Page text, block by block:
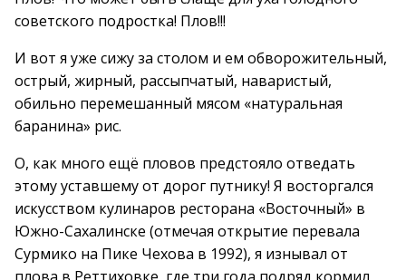
советского подростка! Плов!!!
И вот я уже сижу за столом и ем обворожительный,
острый, жирный, рассыпчатый, наваристый,
обильно перемешанный мясом «натуральная
баранина» рис.
О, как много ещё пловов предстояло отведать
этому уставшему от дорог путнику! Я восторгался
искусством кулинаров ресторана «Восточный» в
Южно-Сахалинске (отмечая открытие перевала
Сурмико на Пике Чехова в 1992), я изнывал от